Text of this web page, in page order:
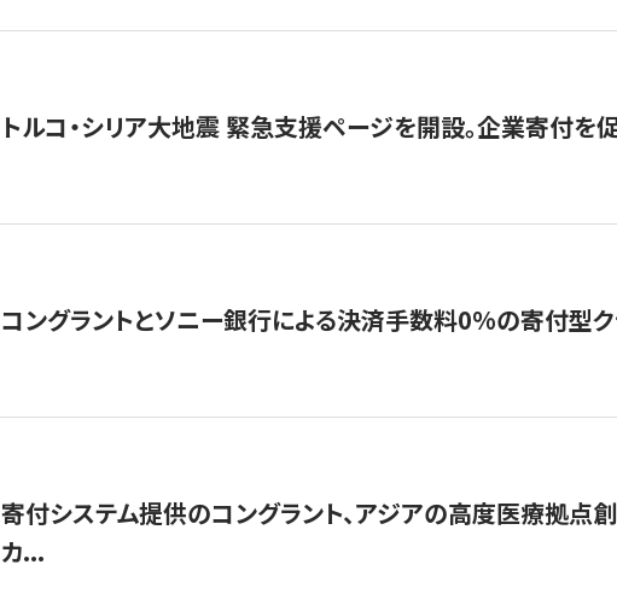
トルコ・シリア大地震 緊急支援ページを開設。企業寄付を
コングラントとソニー銀行による決済手数料0%の寄付型
寄付システム提供のコングラント、アジアの高度医療拠点
カ...